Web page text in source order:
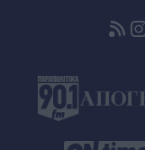
από 30.000
στην παρουσίασή